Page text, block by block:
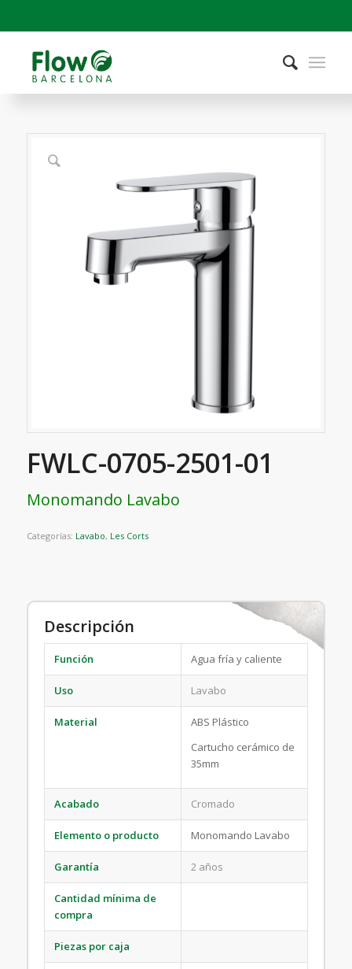
FWLC-0705-2501-01
Monomando Lavabo
Categorías: Lavabo, Les Corts
Descripción
Función Agua fría y caliente
Uso Lavabo
Material
ABS Plástico
Cartucho cerámico de
35mm
Acabado Cromado
Elemento o producto Monomando Lavabo
Garantía 2 años
Cantidad mínima de
compra
Piezas por caja